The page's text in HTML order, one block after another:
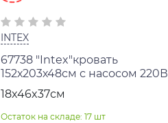
INTEX
67738 "Intex"кровать
152х203х48см с насосом 220В
18x46x37см
Остаток на складе: 17 шт